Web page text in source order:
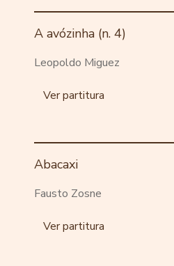
A avózinha (n. 4)
Leopoldo Miguez
Ver partitura
Abacaxi
Fausto Zosne
Ver partitura